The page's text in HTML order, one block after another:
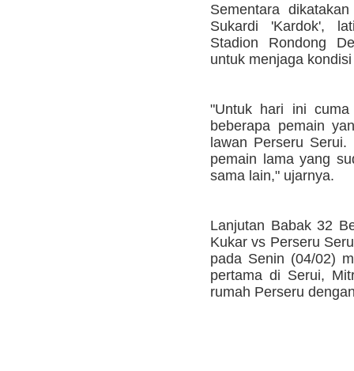
Sementara
Sukardi 'Kardok',
Stadion Rondong
untuk menjaga
"Untuk hari ini
beberapa pemain
lawan Perseru
pemain lama yang
sama lain," ujarnya.
Lanjutan Babak 32
Kukar vs Perseru
pada Senin (04/02)
pertama di Serui,
rumah Perseru